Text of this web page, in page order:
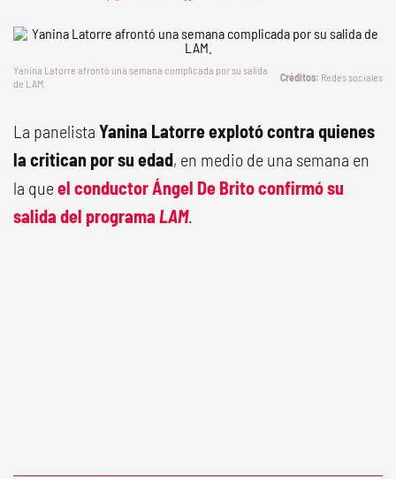
Yanina Latorre afrontó una semana complicada por su salida
de LAM
Redes sociales
La panelista Yanina Latorre explotó contra quienes
la critican por su edad, en medio de una semana en
la queel conductorÁngel De Britoconfirmó su
salida del programa LAM.